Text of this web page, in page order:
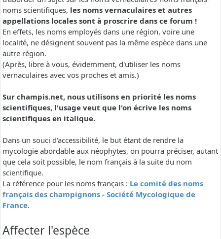
noms scientifiques, les noms vernaculaires et autres
appellations locales sont à proscrire dans ce forum !
En effets, les noms employés dans une région, voire une
localité, ne désignent souvent pas la même espèce dans une
autre région.
(Après, libre à vous, évidemment, d'utiliser les noms
vernaculaires avec vos proches et amis.)
Sur champis.net, nous utilisons en priorité les noms
scientifiques, l'usage veut que l'on écrive les noms
scientifiques en italique.
Dans un souci d'accessibilité, le but étant de rendre la
mycologie abordable aux néophytes, on pourra préciser, autant
que cela soit possible, le nom français à la suite du nom
scientifique.
La référence pour les noms français : Le comité des noms
français des champignons - Société Mycologique de
France.
Affecter l'espèce